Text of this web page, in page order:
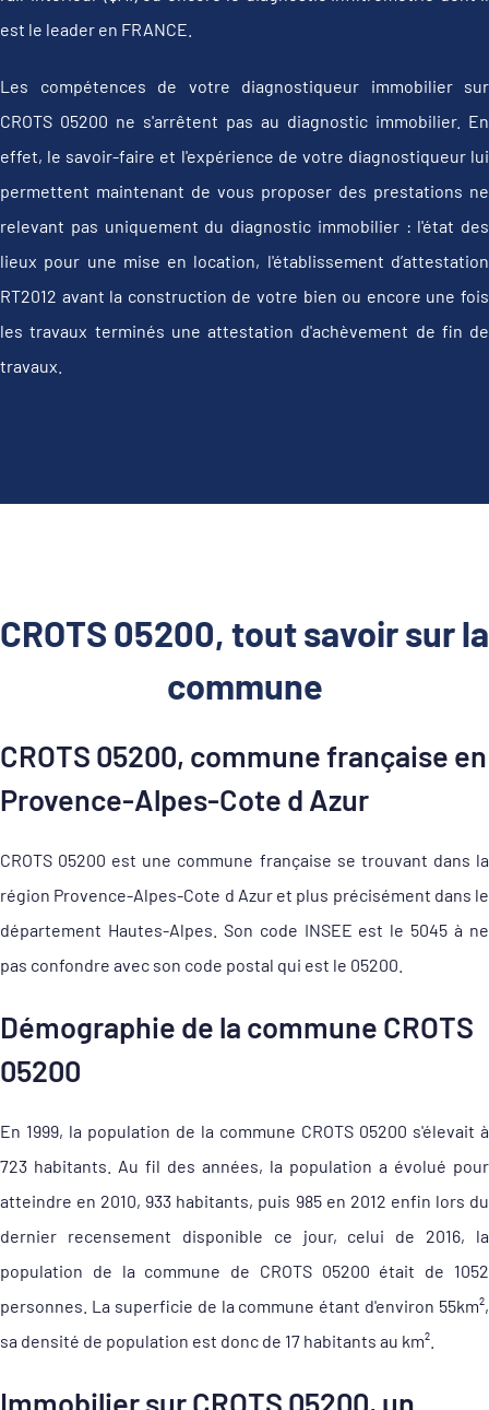
est le leader en FRANCE.
Les compétences de votre diagnostiqueur immobilier sur
CROTS 05200 ne s'arrêtent pas au diagnostic immobilier. En
effet, le savoir-faire et l'expérience de votre diagnostiqueur lui
permettent maintenant de vous proposer des prestations ne
relevant pas uniquement du diagnostic immobilier : l'état des
lieux pour une mise en location, l'établissement d’attestation
RT2012 avant la construction de votre bien ou encore une fois
les travaux terminés une attestation d'achèvement de fin de
travaux.
CROTS 05200, tout savoir sur la
commune
CROTS 05200, commune française en
Provence-Alpes-Cote d Azur
CROTS 05200 est une commune française se trouvant dans la
région Provence-Alpes-Cote d Azur et plus précisément dans le
département Hautes-Alpes. Son code INSEE est le 5045 à ne
pas confondre avec son code postal qui est le 05200.
Démographie de la commune CROTS
05200
En 1999, la population de la commune CROTS 05200 s'élevait à
723 habitants. Au fil des années, la population a évolué pour
atteindre en 2010, 933 habitants, puis 985 en 2012 enfin lors du
dernier recensement disponible ce jour, celui de 2016, la
population de la commune de CROTS 05200 était de 1052
personnes. La superficie de la commune étant d'environ 55km²,
sa densité de population est donc de 17 habitants au km².
Immobilier sur CROTS 05200, un